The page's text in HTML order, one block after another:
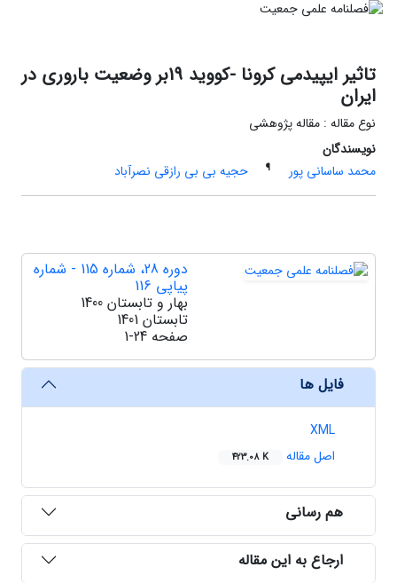
تاثیر ایپیدمی کرونا -کووید 19بر وضعیت باروری در
ایران
نوع مقاله : مقاله پژوهشی
نویسندگان
محمد ساسانی پور
¶ حجیه بی بی رازقی نصرآباد
دوره 28، شماره 115 - شماره
پیاپی 116
بهار و تابستان 1400
تابستان 1401
صفحه 1-24
فایل ها
XML
اصل مقاله
423.08 K
هم رسانی
ارجاع به این مقاله